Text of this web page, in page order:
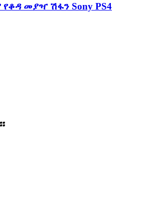
መያዣ ሽፋን Sony PS4